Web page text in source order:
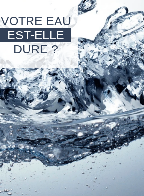
VOTRE EAU
EST-ELLE
DURE ?